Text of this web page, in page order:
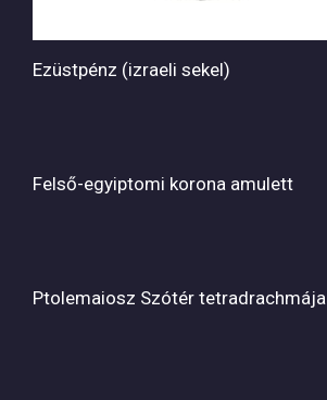
Ezüstpénz (izraeli sekel)
Felső-egyiptomi korona amulett
Ptolemaiosz Szótér tetradrachmája